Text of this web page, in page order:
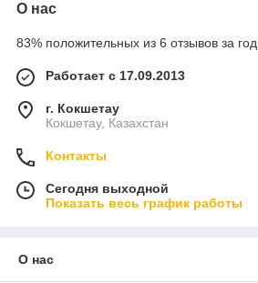
О нас
83% положительных из 6 отзывов за год
Работает с 17.09.2013
г. Кокшетау
Кокшетау, Казахстан
Контакты
Сегодня выходной
Показать весь график работы
О нас